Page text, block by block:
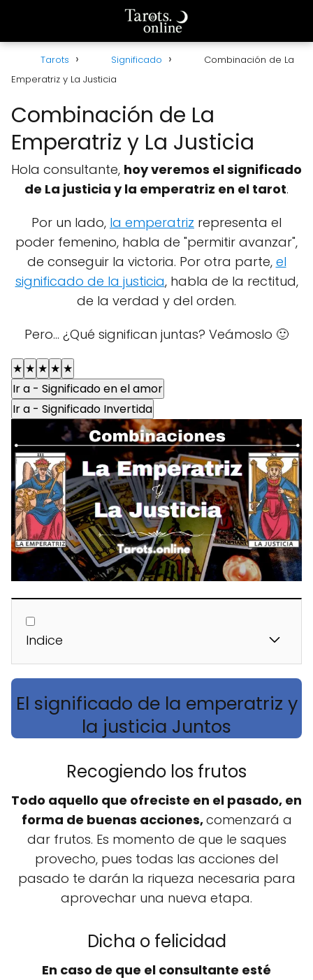
Tarots Significado
Combinación de La
Emperatriz y La Justicia
Combinación de La
Emperatriz y La Justicia
Hola consultante, hoy veremos el significado
de La justicia y la emperatriz en el tarot.
Por un lado, la emperatriz representa el
poder femenino, habla de "permitir avanzar",
de conseguir la victoria. Por otra parte, el
significado de la justicia, habla de la rectitud,
de la verdad y del orden.
Pero... ¿Qué significan juntas? Veámoslo 🙂
★ ★ ★ ★ ★
Ir a - Significado en el amor
Ir a - Significado Invertida
Indice
El significado de la emperatriz y
la justicia Juntos
Recogiendo los frutos
Todo aquello que ofreciste en el pasado, en
forma de buenas acciones,comenzará a
dar frutos. Es momento de que le saques
provecho, pues todas las acciones del
pasado te darán la riqueza necesaria para
aprovechar una nueva etapa.
Dicha o felicidad
En caso de que el consultante esté